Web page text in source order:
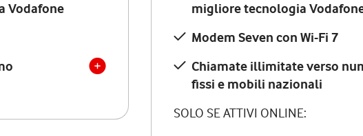
Vodafone
migliore tecnologia
Modem Seven con Wi-Fi 7
Chiamate illimitate verso
fissi e mobili nazionali
SOLO SE ATTIVI ONLINE: